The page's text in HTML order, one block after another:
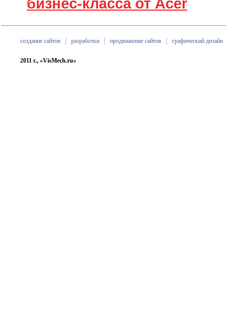
создание сайтов разработки продвижение сайтов графический дизайн
2011 г., «VisMech.ru»